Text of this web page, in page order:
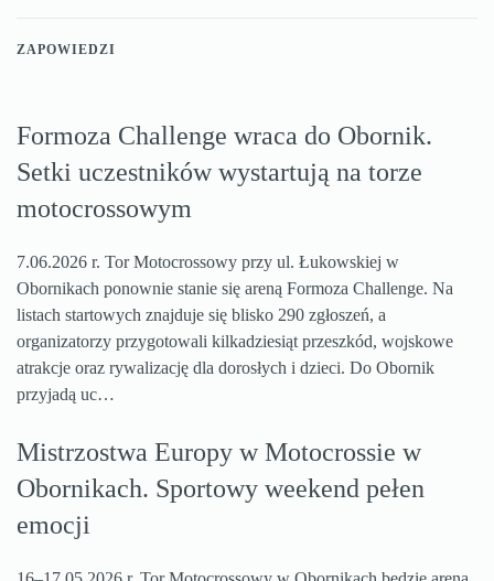
ZAPOWIEDZI
Formoza Challenge wraca do Obornik.
Setki uczestników wystartują na torze
motocrossowym
7.06.2026 r. Tor Motocrossowy przy ul. Łukowskiej w
Obornikach ponownie stanie się areną Formoza Challenge. Na
listach startowych znajduje się blisko 290 zgłoszeń, a
organizatorzy przygotowali kilkadziesiąt przeszkód, wojskowe
atrakcje oraz rywalizację dla dorosłych i dzieci. Do Obornik
przyjadą uc…
Mistrzostwa Europy w Motocrossie w
Obornikach. Sportowy weekend pełen
emocji